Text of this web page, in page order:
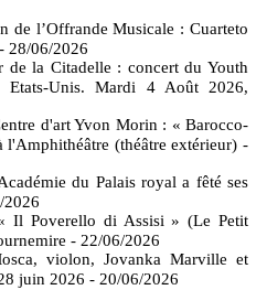
de l’Offrande Musicale : Cuarteto
- 28/06/2026
de la Citadelle : concert du Youth
Etats-Unis. Mardi 4 Août 2026,
d'art Yvon Morin : « Barocco-
(théâtre extérieur) -
du Palais royal a fêté ses
2026
Il Poverello di Assisi » (Le Petit
- 22/06/2026
violon, Jovanka Marville et
juin 2026 - 20/06/2026